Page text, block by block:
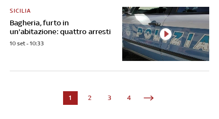
Bagheria, furto in
un'abitazione: quattro arresti
SICILIA
10 set - 10:33
1 2 3 4